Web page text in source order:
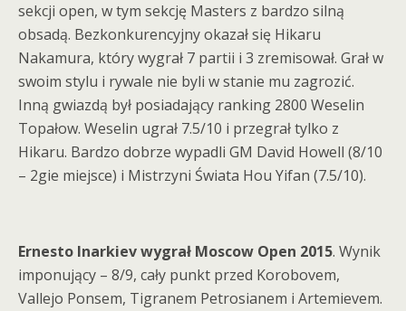
sekcji open, w tym sekcję Masters z bardzo silną
obsadą. Bezkonkurencyjny okazał się Hikaru
Nakamura, który wygrał 7 partii i 3 zremisował. Grał w
swoim stylu i rywale nie byli w stanie mu zagrozić.
Inną gwiazdą był posiadający ranking 2800 Weselin
Topałow. Weselin ugrał 7.5/10 i przegrał tylko z
Hikaru. Bardzo dobrze wypadli GM David Howell (8/10
– 2gie miejsce) i Mistrzyni Świata Hou Yifan (7.5/10).
Ernesto Inarkiev wygrał Moscow Open 2015. Wynik
imponujący – 8/9, cały punkt przed Korobovem,
Vallejo Ponsem, Tigranem Petrosianem i Artemievem.